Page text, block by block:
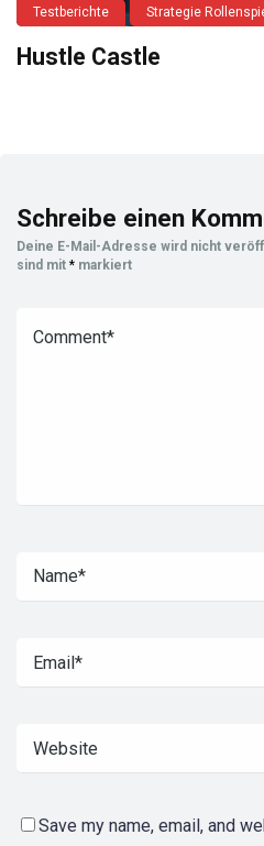
Testberichte Strategie
Hustle Castle
Schreibe einen
Deine E-Mail-Adresse wird nicht
sind mit * markiert
Save my name, email, and